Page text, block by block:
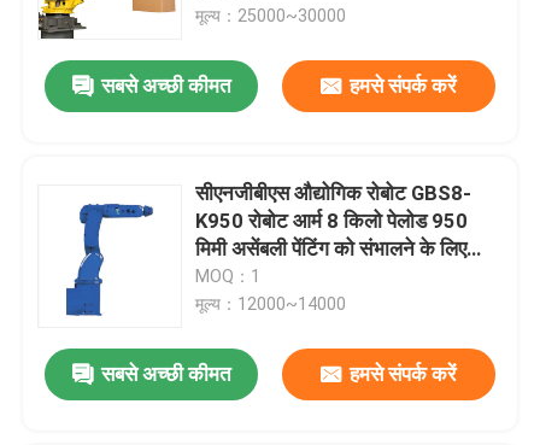
मूल्य：25000~30000
सबसे अच्छी कीमत हमसे संपर्क करें
सीएनजीबीएस औद्योगिक रोबोट GBS8-
K950 रोबोट आर्म 8 किलो पेलोड 950
मिमी असेंबली पेंटिंग को संभालने के लिए
पहुंच
MOQ：1
मूल्य：12000~14000
सबसे अच्छी कीमत हमसे संपर्क करें